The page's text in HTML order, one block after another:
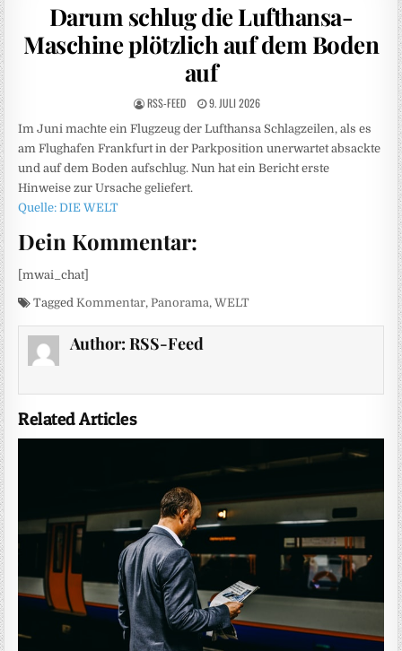
Darum schlug die Lufthansa-
Maschine plötzlich auf dem Boden
auf
RSS-FEED 9. JULI 2026
Im Juni machte ein Flugzeug der Lufthansa Schlagzeilen, als es
am Flughafen Frankfurt in der Parkposition unerwartet absackte
und auf dem Boden aufschlug. Nun hat ein Bericht erste
Hinweise zur Ursache geliefert.
Quelle: DIE WELT
Dein Kommentar:
[mwai_chat]
TaggedKommentar, Panorama,WELT
Author: RSS-Feed
Related Articles